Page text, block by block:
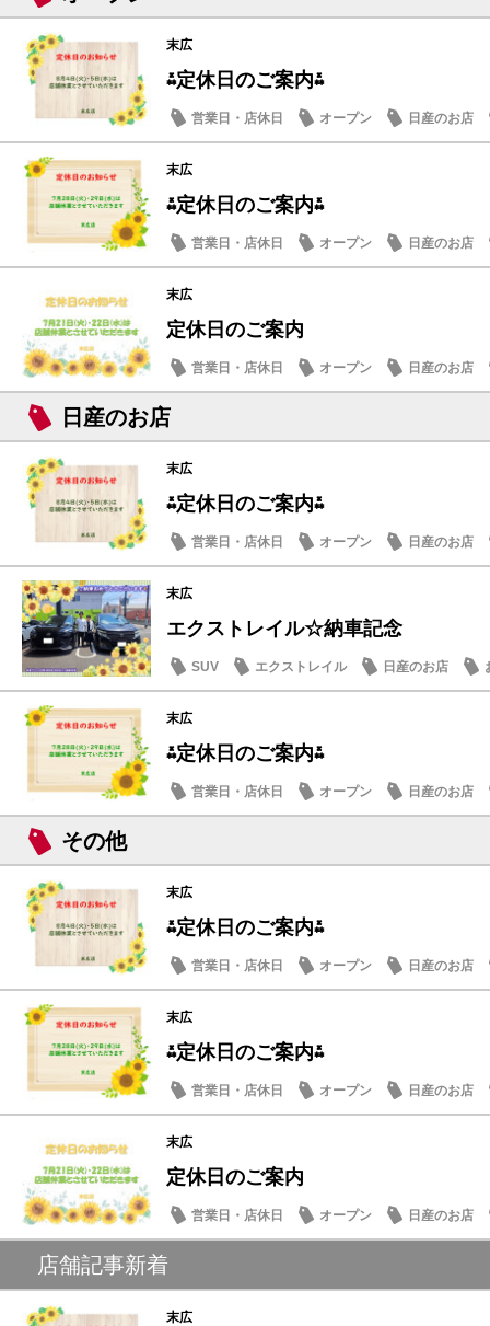
末広
⁂定休日のご案内⁂
営業日・店休日 オープン 日産のお店
末広
⁂定休日のご案内⁂
営業日・店休日 オープン 日産のお店
末広
定休日のご案内
営業日・店休日 オープン 日産のお店
日産のお店
末広
⁂定休日のご案内⁂
営業日・店休日 オープン 日産のお店
末広
エクストレイル☆納車記念
SUV エクストレイル 日産のお店
末広
⁂定休日のご案内⁂
営業日・店休日 オープン 日産のお店
その他
末広
⁂定休日のご案内⁂
営業日・店休日 オープン 日産のお店
末広
⁂定休日のご案内⁂
営業日・店休日 オープン 日産のお店
末広
定休日のご案内
営業日・店休日 オープン 日産のお店
店舗記事新着
末広